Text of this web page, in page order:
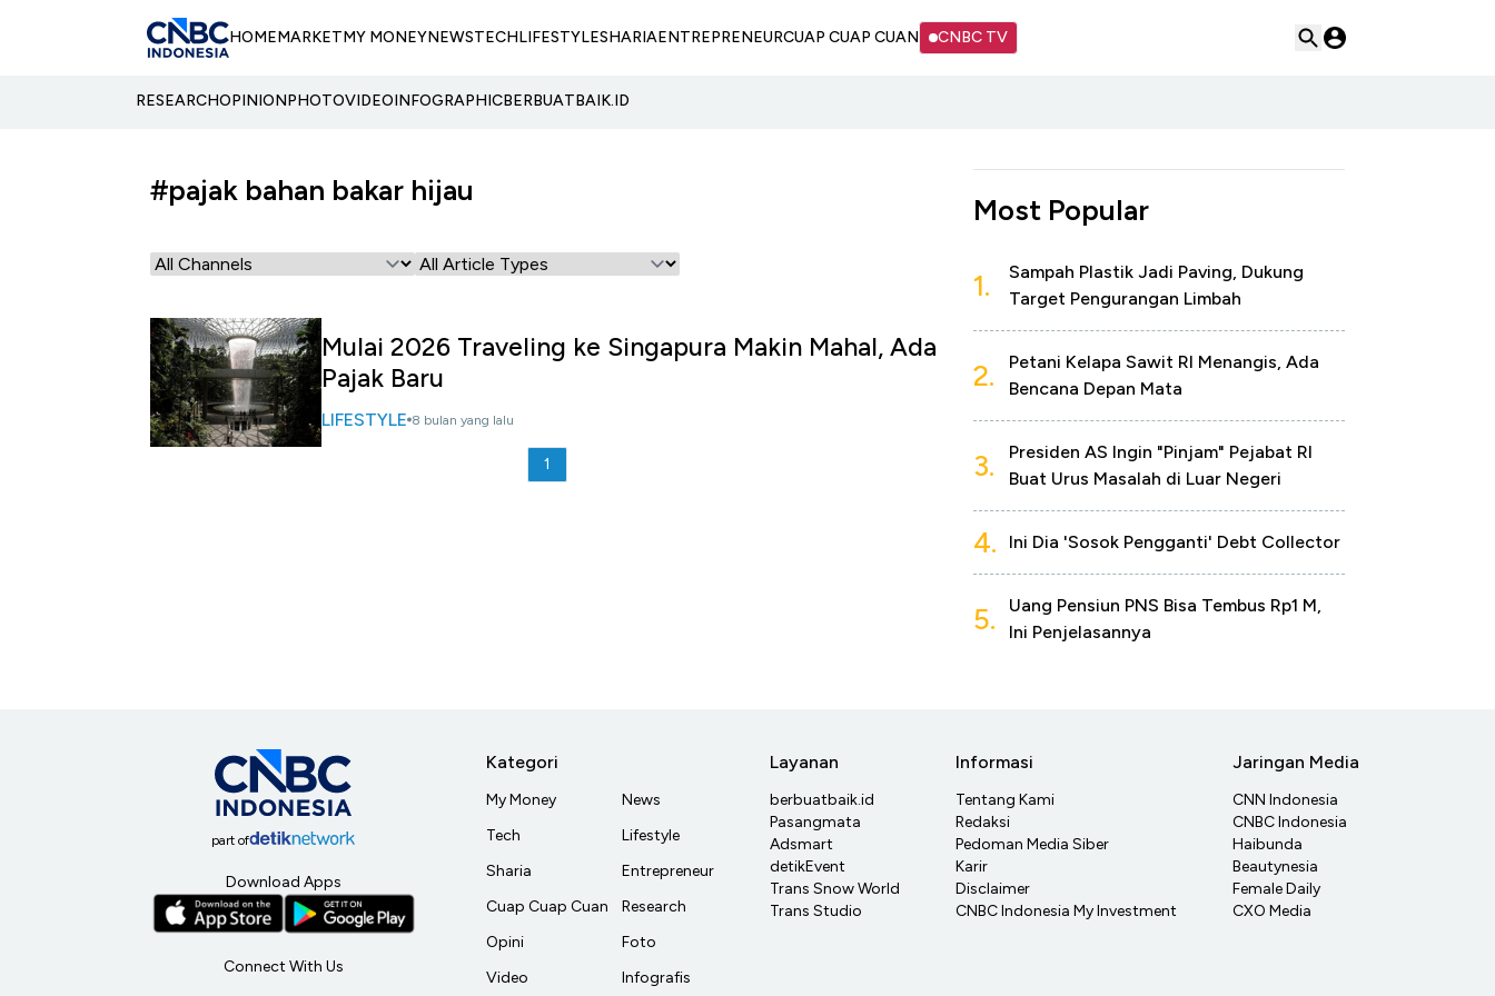
HOMEMARKETMY MONEYNEWSTECHLIFESTYLESHARIAENTREPRENEURCUAP CUAP CUAN CNBC TV
RESEARCHOPINIONPHOTOVIDEOINFOGRAPHICBERBUATBAIK.ID
#pajak bahan bakar hijau
Mulai 2026 Traveling ke Singapura Makin Mahal, Ada
Pajak Baru
LIFESTYLE 8 bulan yang lalu
1
Most Popular
1.
Sampah Plastik Jadi Paving, Dukung
Target Pengurangan Limbah
2.
Petani Kelapa Sawit RI Menangis, Ada
Bencana Depan Mata
3.
Presiden AS Ingin "Pinjam" Pejabat RI
Buat Urus Masalah di Luar Negeri
4. Ini Dia 'Sosok Pengganti' Debt Collector
5.
Uang Pensiun PNS Bisa Tembus Rp1 M,
Ini Penjelasannya
part of
Download Apps
Connect With Us
Kategori
My Money
Tech
Sharia
Cuap Cuap Cuan
Opini
Video
News
Lifestyle
Entrepreneur
Research
Foto
Infografis
Layanan
berbuatbaik.id
Pasangmata
Adsmart
detikEvent
Trans Snow World
Trans Studio
Informasi
Tentang Kami
Redaksi
Pedoman Media Siber
Karir
Disclaimer
CNBC Indonesia My Investment
Jaringan Media
CNN Indonesia
CNBC Indonesia
Haibunda
Beautynesia
Female Daily
CXO Media